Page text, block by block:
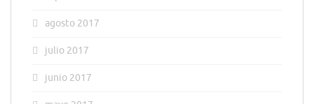
agosto 2017
julio 2017
junio 2017